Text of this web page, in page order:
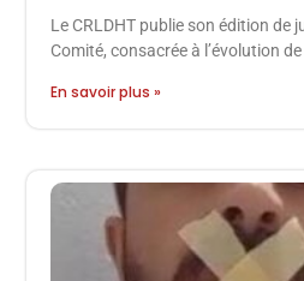
Le CRLDHT publie son édition de
Comité, consacrée à l’évolution
En savoir plus »